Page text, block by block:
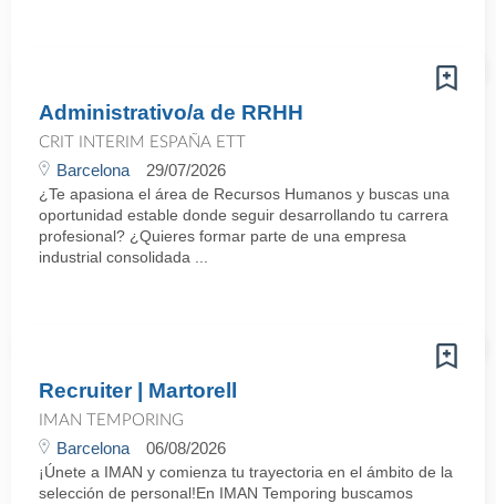
Administrativo/a de RRHH
CRIT INTERIM ESPAÑA ETT
Barcelona 29/07/2026
¿Te apasiona el área de Recursos Humanos y buscas una
oportunidad estable donde seguir desarrollando tu carrera
profesional? ¿Quieres formar parte de una empresa
industrial consolidada ...
Recruiter | Martorell
IMAN TEMPORING
Barcelona 06/08/2026
¡Únete a IMAN y comienza tu trayectoria en el ámbito de la
selección de personal!En IMAN Temporing buscamos